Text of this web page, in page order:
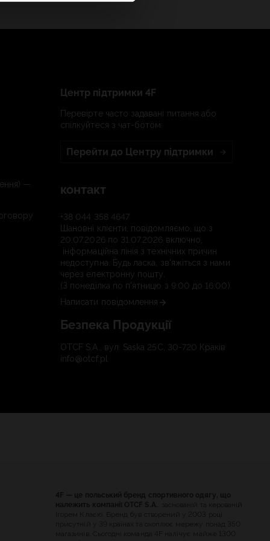
—
Центр підтримки 4F
Перевірте часто задавані питання або
спілкуйтеся з чат-ботом:
Перейти до Центру підтримки
контакт
+38 044 358 4647
Шановні клієнти, повідомляємо, що з
20.07.2026 по 31.07.2026 включно,
інформаційна лінія з технічних причин
недоступна. Будь ласка, зв'яжіться з нами
через електронну пошту.
(З понеділка по п'ятницю з 9:00 до 16:00)
Написати повідомлення
Безпека Продукції
OTCF S.A., вул. Saska 25C, 30-720 Краків
info@otcf.pl